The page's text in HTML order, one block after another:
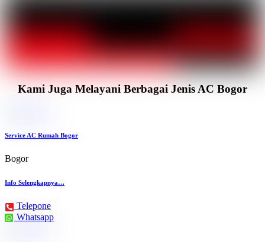
Kami Juga Melayani Berbagai Jenis AC Bogor
Service AC Rumah Bogor
Bogor
Info Selengkapnya…
Telepone
Whatsapp